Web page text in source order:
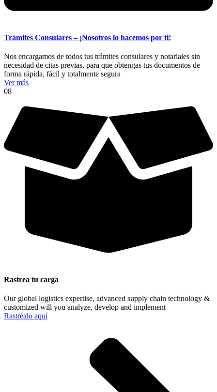
Trámites Consulares – ¡Nosotros lo hacemos por ti!
Nos encargamos de todos tus trámites consulares y notariales sin
necesidad de citas previas, para que obtengas tus documentos de
forma rápida, fácil y totalmente segura
Ver más
08
Rastrea tu carga
Our global logistics expertise, advanced supply chain technology &
customized will you analyze, develop and implement
Rastréalo aquí